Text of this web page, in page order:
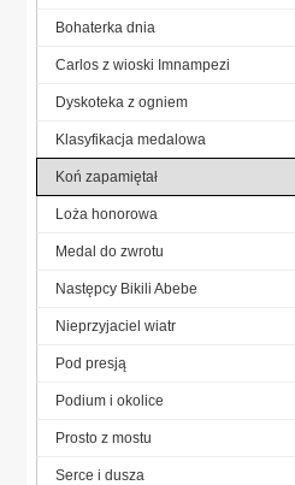
Bohaterka dnia
Carlos z wioski Imnampezi
Dyskoteka z ogniem
Klasyfikacja medalowa
Koń zapamiętał
Loża honorowa
Medal do zwrotu
Następcy Bikili Abebe
Nieprzyjaciel wiatr
Pod presją
Podium i okolice
Prosto z mostu
Serce i dusza